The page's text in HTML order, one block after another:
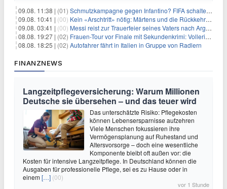
09.08. 11:38 | (01) Schmutzkampagne gegen Infantino? FIFA schaltet auf Angriff
09.08. 10:41 | (00) Kein «Arschtritt» nötig: Märtens und die Rückkehr nach Paris
09.08. 03:41 | (00) Messi reist zur Trauerfeier seines Vaters nach Argentinien
08.08. 19:27 | (02) Frauen-Tour vor Finale mit Sekundenkrimi: Vollering in Gelb
08.08. 18:25 | (02) Autofahrer fährt in Italien in Gruppe von Radlern
FINANZNEWS
Langzeitpflegeversicherung: Warum Millionen
Deutsche sie übersehen – und das teuer wird
Das unterschätzte Risiko: Pflegekosten
können Lebensersparnisse aufzehren
Viele Menschen fokussieren ihre
Vermögensplanung auf Ruhestand und
Altersvorsorge – doch eine wesentliche
Komponente bleibt oft außen vor: die
Kosten für intensive Langzeitpflege. In Deutschland können die
Ausgaben für professionelle Pflege, sei es zu Hause oder in
einem[…] (00)
vor 1 Stunde